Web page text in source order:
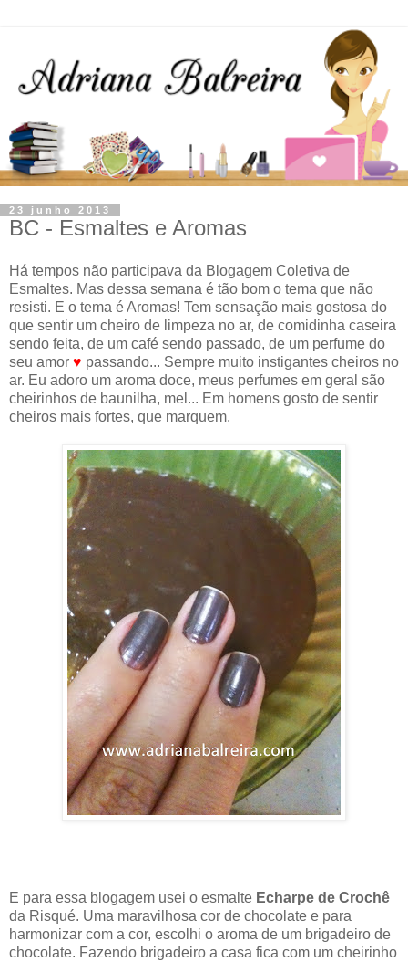
23 junho 2013
BC - Esmaltes e Aromas
Há tempos não participava da Blogagem Coletiva de
Esmaltes. Mas dessa semana é tão bom o tema que não
resisti. E o tema é Aromas! Tem sensação mais gostosa do
que sentir um cheiro de limpeza no ar, de comidinha caseira
sendo feita, de um café sendo passado, de um perfume do
seu amor ♥ passando... Sempre muito instigantes cheiros no
ar. Eu adoro um aroma doce, meus perfumes em geral são
cheirinhos de baunilha, mel... Em homens gosto de sentir
cheiros mais fortes, que marquem.
E para essa blogagem usei o esmalte Echarpe de Crochê
da Risqué. Uma maravilhosa cor de chocolate e para
harmonizar com a cor, escolhi o aroma de um brigadeiro de
chocolate. Fazendo brigadeiro a casa fica com um cheirinho